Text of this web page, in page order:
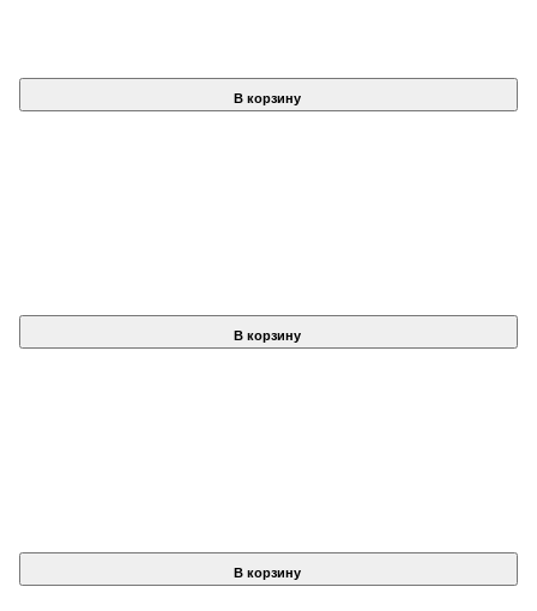
В корзину
В корзину
В корзину